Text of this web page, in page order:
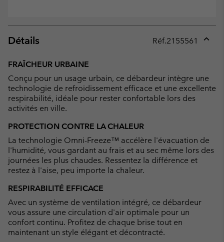
Détails Réf.2155561
FRAÎCHEUR URBAINE
Conçu pour un usage urbain, ce débardeur intègre une
technologie de refroidissement efficace et une excellente
respirabilité, idéale pour rester confortable lors des
activités en ville.
PROTECTION CONTRE LA CHALEUR
La technologie Omni-Freeze™ accélère l'évacuation de
l'humidité, vous gardant au frais et au sec même lors des
journées les plus chaudes. Ressentez la différence et
restez à l'aise, peu importe la chaleur.
RESPIRABILITÉ EFFICACE
Avec un système de ventilation intégré, ce débardeur
vous assure une circulation d'air optimale pour un
confort continu. Profitez de chaque brise tout en
maintenant un style élégant et décontracté.